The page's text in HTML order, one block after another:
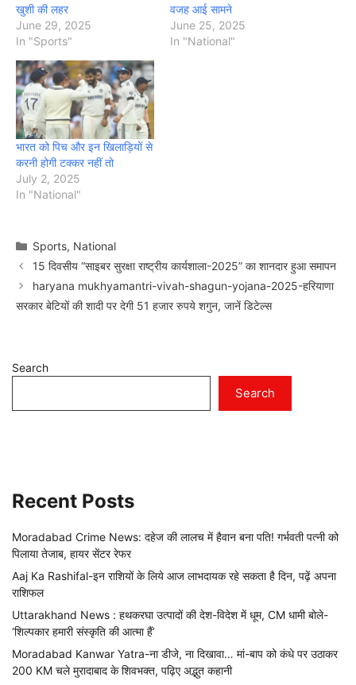
खुशी की लहर
June 29, 2025
In "Sports"
वजह आई सामने
June 25, 2025
In "National"
भारत को पिच और इन खिलाड़ियों से
करनी होगी टक्कर नहीं तो
July 2, 2025
In "National"
Categories
Sports, National
15 दिवसीय “साइबर सुरक्षा राष्ट्रीय कार्यशाला-2025” का शानदार हुआ समापन
haryana mukhyamantri-vivah-shagun-yojana-2025-हरियाणा
सरकार बेटियों की शादी पर देगी 51 हजार रुपये शगुन, जानें डिटेल्स
Search
Search
Recent Posts
Moradabad Crime News: दहेज की लालच में हैवान बना पति! गर्भवती पत्नी को
पिलाया तेजाब, हायर सेंटर रेफर
Aaj Ka Rashifal-इन राशियों के लिये आज लाभदायक रहे सकता है दिन, पढ़ें अपना
राशिफल
Uttarakhand News : हथकरघा उत्पादों की देश-विदेश में धूम, CM धामी बोले-
‘शिल्पकार हमारी संस्कृति की आत्मा हैं’
Moradabad Kanwar Yatra-ना डीजे, ना दिखावा… मां-बाप को कंधे पर उठाकर
200 KM चले मुरादाबाद के शिवभक्त, पढ़िए अद्भुत कहानी